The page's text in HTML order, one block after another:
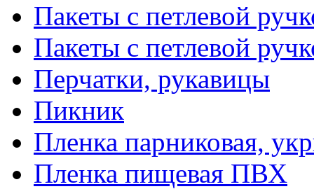
Пакеты с петлевой
Пакеты с петлевой
Перчатки, рукавицы
Пикник
Пленка парниковая,
Пленка пищевая ПВХ